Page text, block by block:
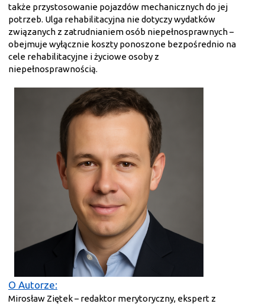
także przystosowanie pojazdów mechanicznych do jej
potrzeb. Ulga rehabilitacyjna nie dotyczy wydatków
związanych z zatrudnianiem osób niepełnosprawnych –
obejmuje wyłącznie koszty ponoszone bezpośrednio na
cele rehabilitacyjne i życiowe osoby z
niepełnosprawnością.
O Autorze:
Mirosław Ziętek – redaktor merytoryczny, ekspert z